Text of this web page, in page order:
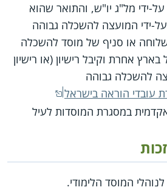
ידי מל"ג יו"ש, והתואר שהוא
ידי המועצה להשכלה גבוהה
או סניף של מוסד להשכלה
אחרת וקיבל רישיון (או רישיון
להשכלה גבוהה
עובדי הוראה בישראל
במסגרת המוסדות לעיל
המוסד הלימודי.